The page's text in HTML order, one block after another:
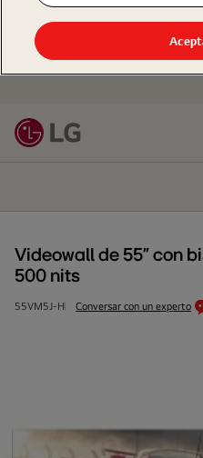
delgado
Full
Videowall de 55” con
500 nits
55VM5J-H Conversar con un experto